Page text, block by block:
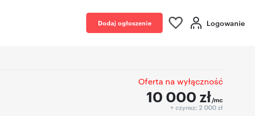
Dodaj ogłoszenie Logowanie
Oferta na wyłączność
10 000 zł/mc
+ czynsz: 2 000 zł